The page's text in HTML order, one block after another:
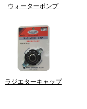
ウォーターポンプ
ラジエターキャップ